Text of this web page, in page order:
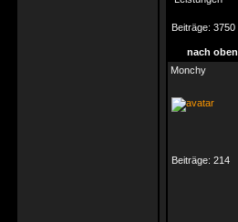
Beiträge: 3750
nach oben
Monchy
Beiträge: 214